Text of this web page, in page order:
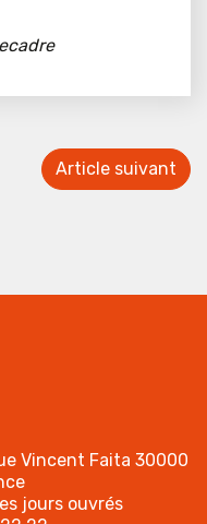
Article suivant
Vincent Faita 30000
jours ouvrés